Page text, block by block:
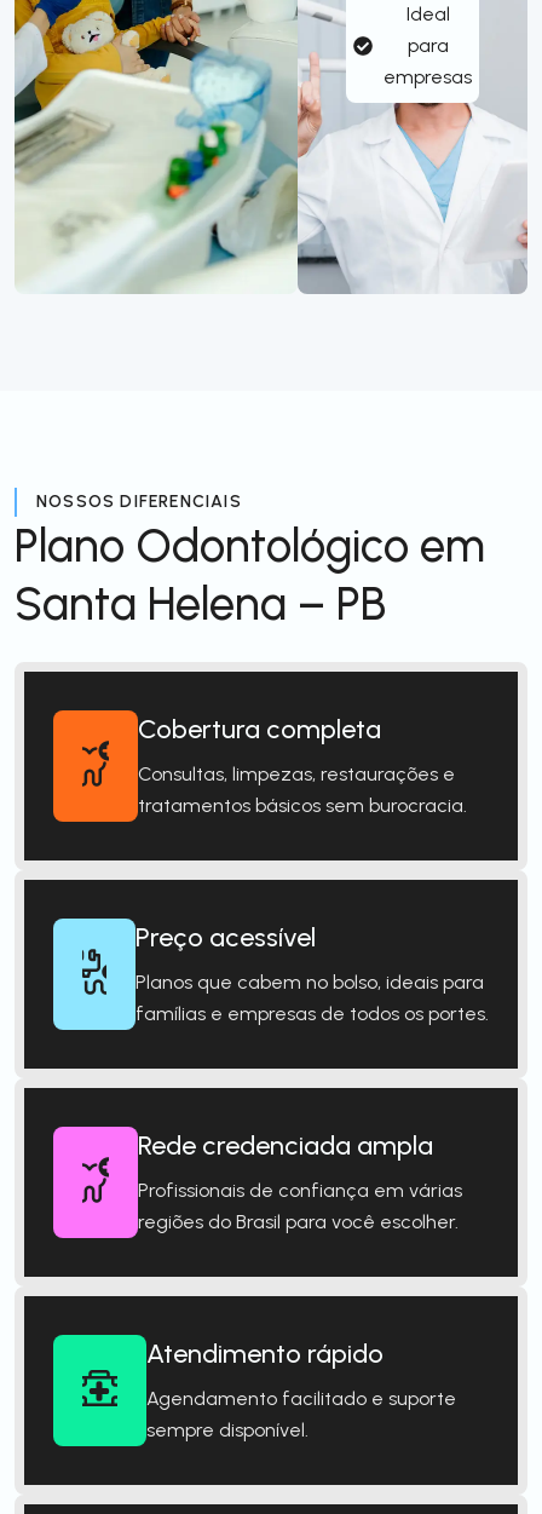
Ideal
para
empresas
NOSSOS DIFERENCIAIS
Plano Odontológico em
Santa Helena – PB
Cobertura completa
Consultas, limpezas, restaurações e
tratamentos básicos sem burocracia.
Preço acessível
Planos que cabem no bolso, ideais para
famílias e empresas de todos os portes.
Rede credenciada ampla
Profissionais de confiança em várias
regiões do Brasil para você escolher.
Atendimento rápido
Agendamento facilitado e suporte
sempre disponível.